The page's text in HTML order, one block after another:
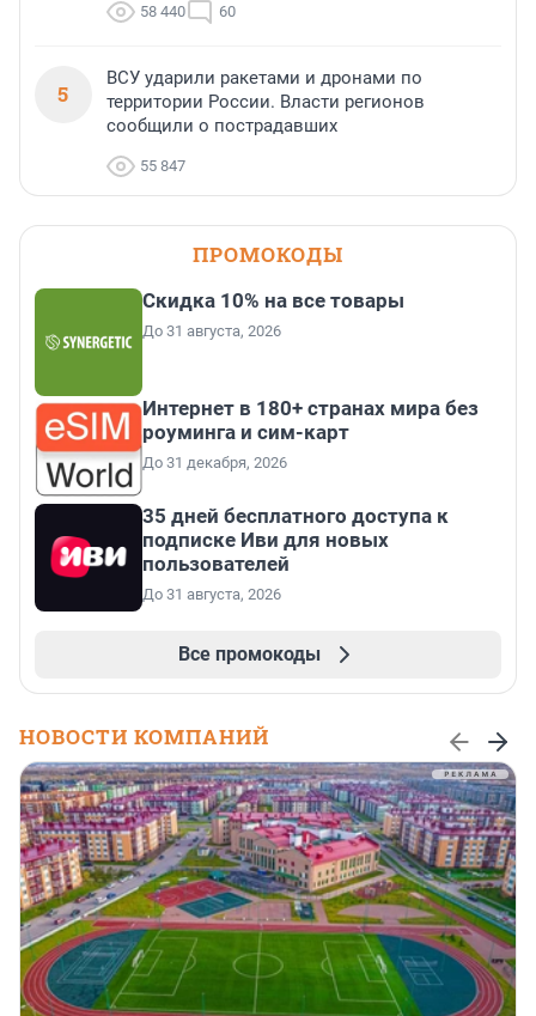
58 440 60
5
ВСУ ударили ракетами и дронами по
территории России. Власти регионов
сообщили о пострадавших
55 847
ПРОМОКОДЫ
Скидка 10% на все товары
До 31 августа, 2026
Интернет в 180+ странах мира без
роуминга и сим-карт
До 31 декабря, 2026
35 дней бесплатного доступа к
подписке Иви для новых
пользователей
До 31 августа, 2026
Все промокоды
НОВОСТИ КОМПАНИЙ